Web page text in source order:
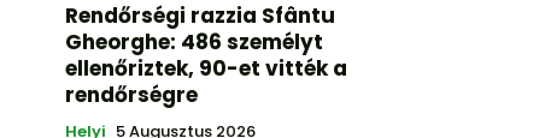
Rendőrségi razzia Sfântu
Gheorghe: 486 személyt
ellenőriztek, 90-et vitték a
rendőrségre
Helyi 5 Augusztus 2026